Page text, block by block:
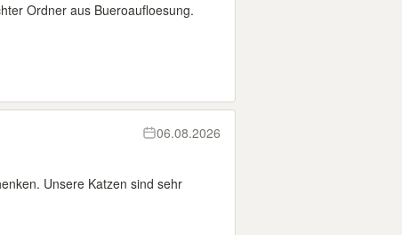
Ordner aus Bueroaufloesung.
06.08.2026
Unsere Katzen sind sehr